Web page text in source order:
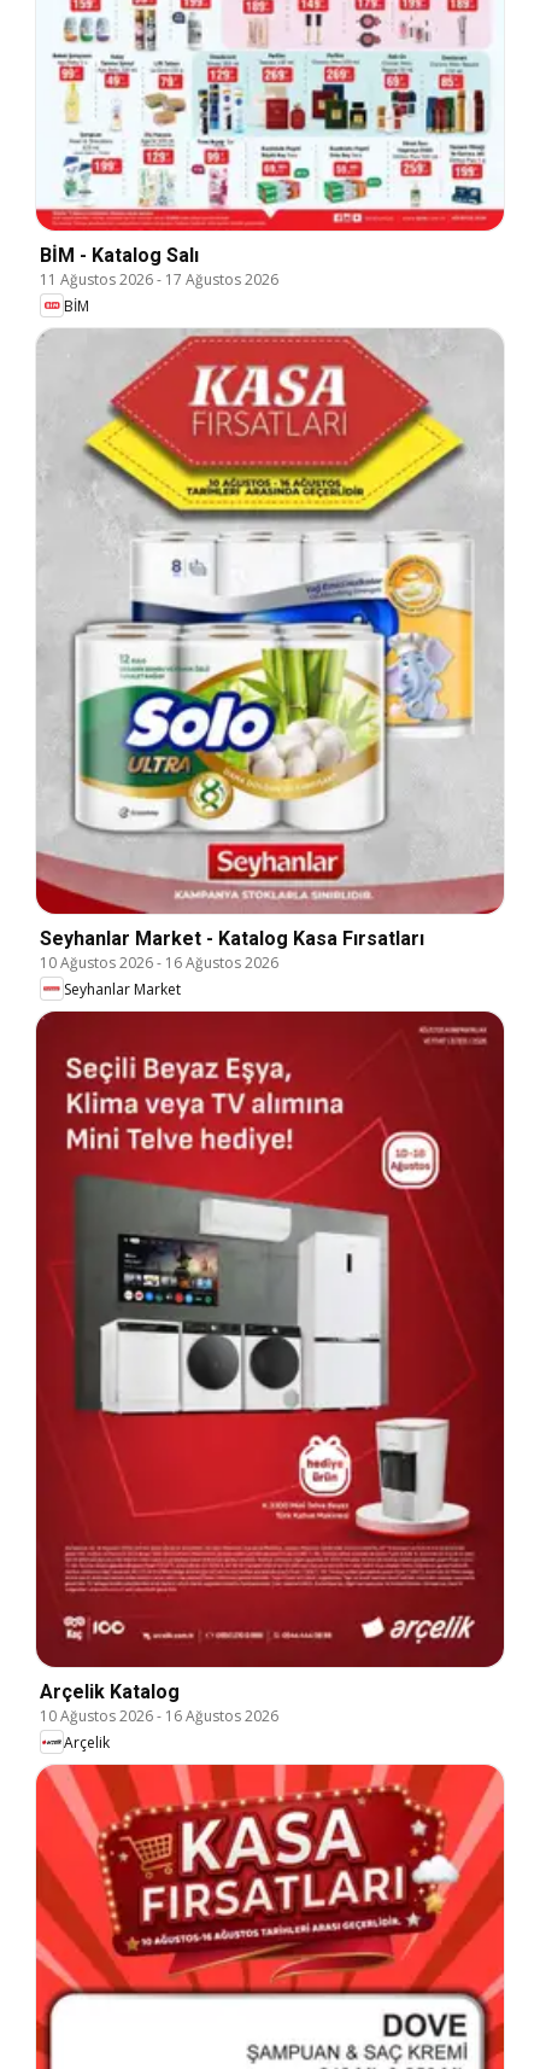
BİM - Katalog Salı
11 Ağustos 2026- 17 Ağustos 2026
BİM
Seyhanlar Market - Katalog Kasa Fırsatları
10 Ağustos 2026- 16 Ağustos 2026
Seyhanlar Market
Arçelik Katalog
10 Ağustos 2026- 16 Ağustos 2026
Arçelik